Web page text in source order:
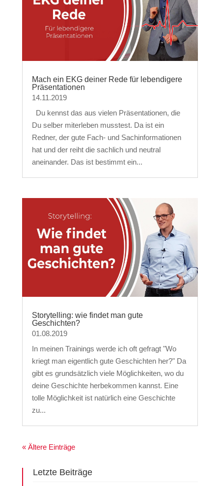
Mach ein EKG deiner Rede für lebendigere
Präsentationen
14.11.2019
Du kennst das aus vielen Präsentationen, die
Du selber miterleben musstest. Da ist ein
Redner, der gute Fach- und Sachinformationen
hat und der reiht die sachlich und neutral
aneinander. Das ist bestimmt ein...
Storytelling: wie findet man gute
Geschichten?
01.08.2019
In meinen Trainings werde ich oft gefragt "Wo
kriegt man eigentlich gute Geschichten her?" Da
gibt es grundsätzlich viele Möglichkeiten, wo du
deine Geschichte herbekommen kannst. Eine
tolle Möglichkeit ist natürlich eine Geschichte
zu...
« Ältere Einträge
Letzte Beiträge